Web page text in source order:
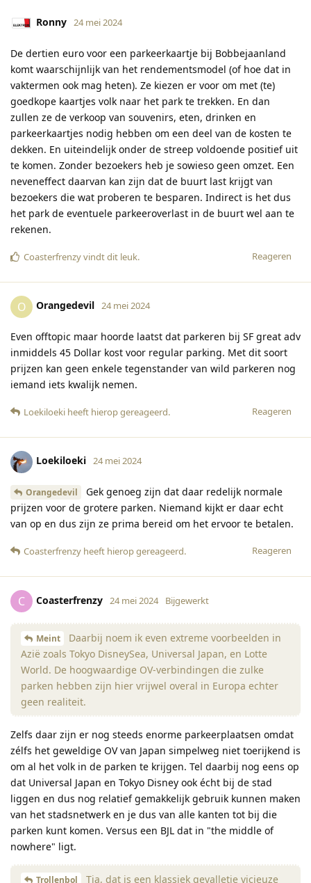
Ronny 24 mei 2024
De dertien euro voor een parkeerkaartje bij Bobbejaanland
komt waarschijnlijk van het rendementsmodel (of hoe dat in
vaktermen ook mag heten). Ze kiezen er voor om met (te)
goedkope kaartjes volk naar het park te trekken. En dan
zullen ze de verkoop van souvenirs, eten, drinken en
parkeerkaartjes nodig hebben om een deel van de kosten te
dekken. En uiteindelijk onder de streep voldoende positief uit
te komen. Zonder bezoekers heb je sowieso geen omzet. Een
neveneffect daarvan kan zijn dat de buurt last krijgt van
bezoekers die wat proberen te besparen. Indirect is het dus
het park de eventuele parkeeroverlast in de buurt wel aan te
rekenen.
Reageren
Coasterfrenzyvindt dit leuk.
O Orangedevil 24 mei 2024
Even offtopic maar hoorde laatst dat parkeren bij SF great adv
inmiddels 45 Dollar kost voor regular parking. Met dit soort
prijzen kan geen enkele tegenstander van wild parkeren nog
iemand iets kwalijk nemen.
Reageren
Loekiloeki heeft hierop gereageerd.
Loekiloeki 24 mei 2024
Orangedevil
Gek genoeg zijn dat daar redelijk normale
prijzen voor de grotere parken. Niemand kijkt er daar echt
van op en dus zijn ze prima bereid om het ervoor te betalen.
Reageren
Coasterfrenzy heeft hierop gereageerd.
C Coasterfrenzy 24 mei 2024 Bijgewerkt
Meint
Daarbij noem ik even extreme voorbeelden in
Azië zoals Tokyo DisneySea, Universal Japan, en Lotte
World. De hoogwaardige OV-verbindingen die zulke
parken hebben zijn hier vrijwel overal in Europa echter
geen realiteit.
Zelfs daar zijn er nog steeds enorme parkeerplaatsen omdat
zélfs het geweldige OV van Japan simpelweg niet toerijkend is
om al het volk in de parken te krijgen. Tel daarbij nog eens op
dat Universal Japan en Tokyo Disney ook écht bij de stad
liggen en dus nog relatief gemakkelijk gebruik kunnen maken
van het stadsnetwerk en je dus van alle kanten tot bij die
parken kunt komen. Versus een BJL dat in "the middle of
nowhere" ligt.
Trollenbol Tja, dat is een klassiek gevalletje vicieuze